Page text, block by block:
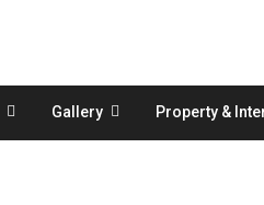
Gallery Property &